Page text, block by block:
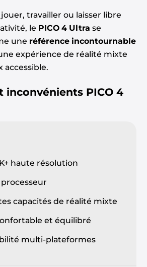
travailler ou laisser libre
le PICO 4 Ultra se
une référence incontournable
expérience de réalité mixte
accessible.
inconvénients PICO 4
haute résolution
capacités de réalité mixte
et équilibré
multi-plateformes